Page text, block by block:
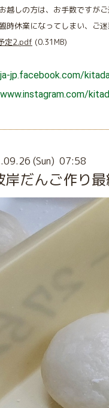
越しの方は、お手数ですが
時休業になってしまい、ご
定2.pdf (0.31MB)
jp.facebook.com/
(Sun) 07:58
岸だんご作り